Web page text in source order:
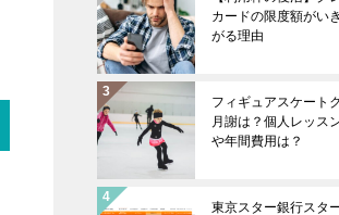
カードの限度額がい
がる理由
フィギュアスケート
月謝は？個人レッス
や年間費用は？
東京スター銀行スタ